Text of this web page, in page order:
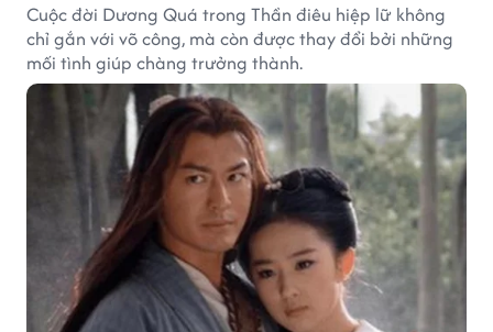
Cuộc đời Dương Quá trong Thần điêu hiệp lữ không
chỉ gắn với võ công, mà còn được thay đổi bởi những
mối tình giúp chàng trưởng thành.